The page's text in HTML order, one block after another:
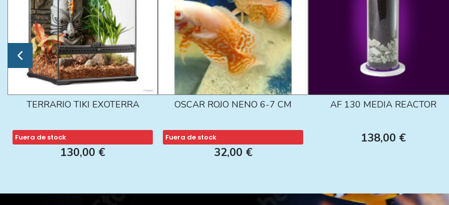
TERRARIO TIKI EXOTERRA
Fuera de stock
130,00 €
OSCAR ROJO NENO 6-7 CM
Fuera de stock
32,00 €
AF 130 MEDIA REACTOR
138,00 €